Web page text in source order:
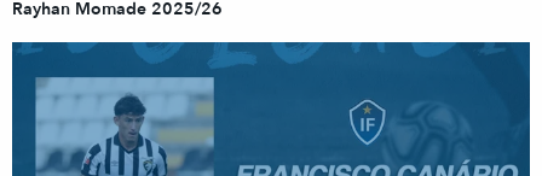
Rayhan Momade 2025/26